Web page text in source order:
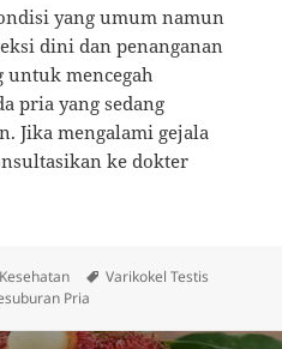
yang umum namun
dini dan penanganan
untuk mencegah
pria yang sedang
Jika mengalami gejala
ke dokter
Kategori
Kesehatan Tag
Varikokel Testis
Pria